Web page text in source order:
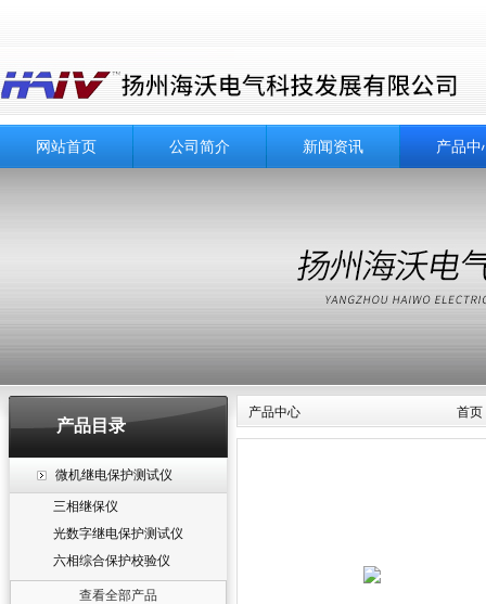
网站首页 公司简介 新闻资讯 产品中
产品目录
微机继电保护测试仪
三相继保仪
光数字继电保护测试仪
六相综合保护校验仪
查看全部产品
首页
产品中心